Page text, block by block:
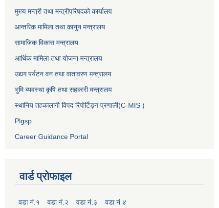
मुख्य मन्त्री तथा मन्त्रीपरिषदको कार्यालय
आन्तरिक मामिला तथा कानुन मन्त्रालय
सामाजिक विकास मन्त्रालय
आर्थिक मामिला तथा योजना मन्त्रालय
उद्यग पर्यटन वन तथा वातावरण मन्त्रालय
भुमि ब्यवस्था कृषि तथा सहकारी मन्त्रालय
स्थानिय तहकालागी विपद रिपोर्टिङ्ग प्रणाली(C-MIS )
Plgsp
Career Guidance Portal
वार्ड प्रोफाइल
वडा नं.१ वडा नं.२ वडा नं.३ वडा नं ४